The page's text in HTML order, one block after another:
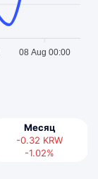
08 Aug 00:00
Месяц
-0.32 KRW
-1.02%